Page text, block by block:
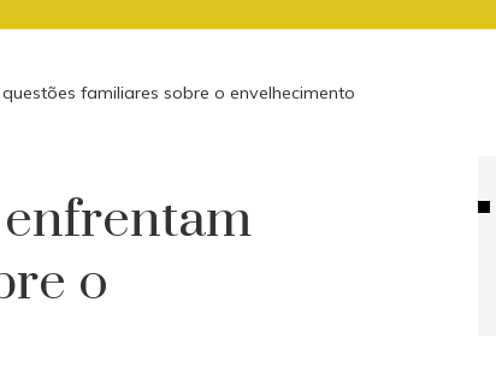
familiares sobre o envelhecimento
o